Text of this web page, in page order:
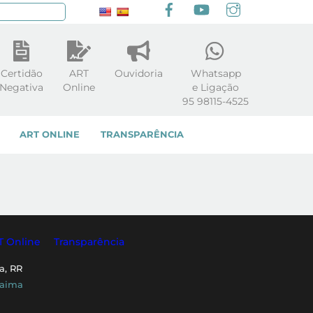
ART ONLINE TRANSPARÊNCIA
Certidão
Negativa
ART
Online
Ouvidoria
Whatsapp
e Ligação
95 98115-4525
Online Transparência
RR